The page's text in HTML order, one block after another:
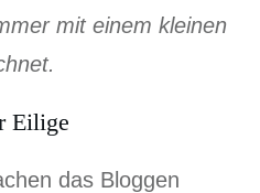
mit einem kleinen
Eilige
das Bloggen